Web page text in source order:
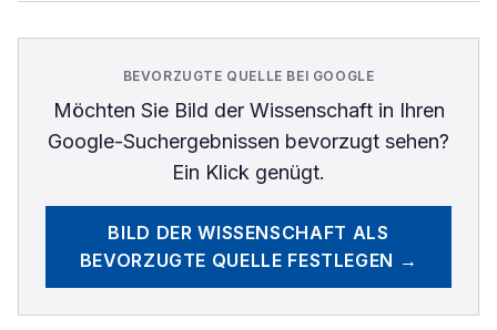
BEVORZUGTE QUELLE BEI GOOGLE
Möchten Sie Bild der Wissenschaftin Ihren
Google-Suchergebnissen bevorzugt sehen?
Ein Klick genügt.
BILD DER WISSENSCHAFT ALS
BEVORZUGTE QUELLE FESTLEGEN →